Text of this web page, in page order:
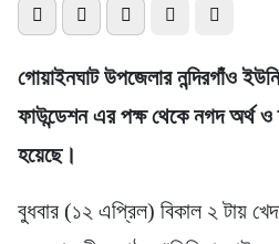
গোয়াইনঘাট উপজেলার নন্দিরগাঁও
ফাউন্ডেশন এর পক্ষ থেকে নগদ অর্থ ও
হয়েছে।
বুধবার (১২ এপ্রিল) বিকাল ২ টায়